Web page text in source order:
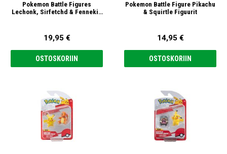
Pokemon Battle Figures
Lechonk, Sirfetchd & Fennekin
19,95 €
OSTOSKORIIN
Pokemon Battle Figure Pikachu
& Squirtle Figuurit
14,95 €
OSTOSKORIIN